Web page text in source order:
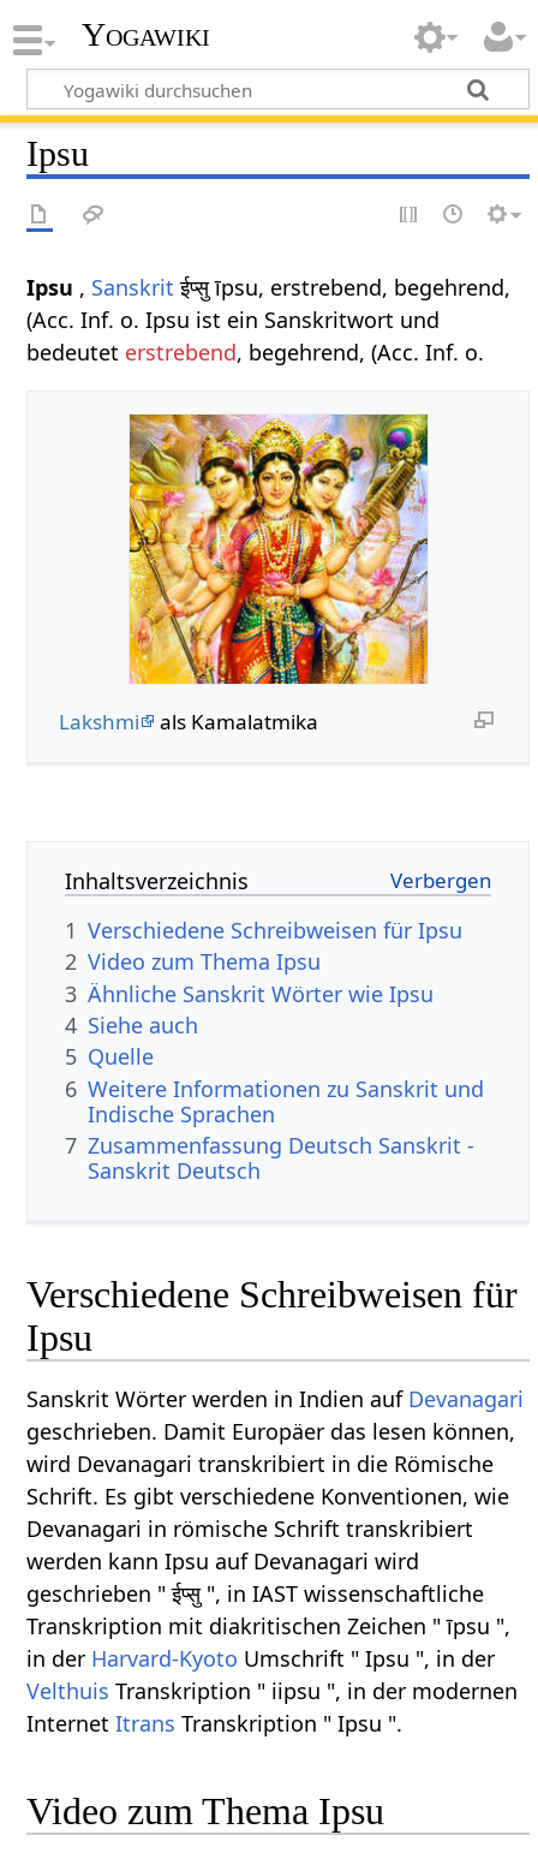
Yogawiki
Ipsu
Ipsu , Sanskrit ईप्सु īpsu, erstrebend, begehrend,
(Acc. Inf. o. Ipsu ist ein Sanskritwort und
bedeutet erstrebend, begehrend, (Acc. Inf. o.
Lakshmi als Kamalatmika
Inhaltsverzeichnis
1 Verschiedene Schreibweisen für Ipsu
2 Video zum Thema Ipsu
3 Ähnliche Sanskrit Wörter wie Ipsu
4 Siehe auch
5 Quelle
6 Weitere Informationen zu Sanskrit und
Indische Sprachen
7 Zusammenfassung Deutsch Sanskrit -
Sanskrit Deutsch
Verschiedene Schreibweisen für
Ipsu
Sanskrit Wörter werden in Indien auf Devanagari
geschrieben. Damit Europäer das lesen können,
wird Devanagari transkribiert in die Römische
Schrift. Es gibt verschiedene Konventionen, wie
Devanagari in römische Schrift transkribiert
werden kann Ipsu auf Devanagari wird
geschrieben " ईप्सु ", in IAST wissenschaftliche
Transkription mit diakritischen Zeichen " īpsu ",
in der Harvard-Kyoto Umschrift " Ipsu ", in der
Velthuis Transkription " iipsu ", in der modernen
InternetItrans Transkription " Ipsu ".
Video zum Thema Ipsu